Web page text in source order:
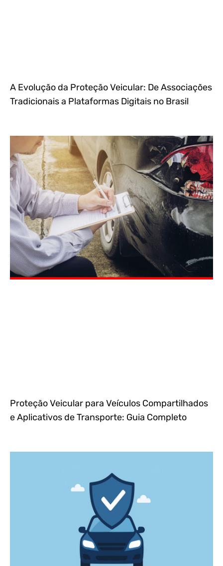
A Evolução da Proteção Veicular: De Associações
Tradicionais a Plataformas Digitais no Brasil
Proteção Veicular para Veículos Compartilhados
e Aplicativos de Transporte: Guia Completo